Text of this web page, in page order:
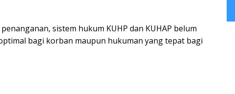
sistem hukum KUHP dan KUHAP belum
bagi korban maupun hukuman yang tepat bagi